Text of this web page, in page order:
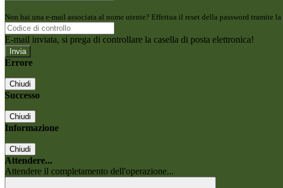
Non hai una e-mail associata al nome utente? Effettua il reset della password tramite la
E-mail inviata, si prega di controllare la casella di posta elettronica!
Errore
Chiudi
Successo
Chiudi
Informazione
Chiudi
Attendere...
Attendere il completamento dell'operazione...